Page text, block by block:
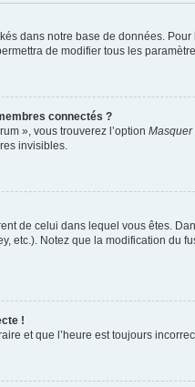
dans notre base de données.
de modifier tous les
connectés ?
», vous trouverez l’option Masquer
invisibles.
de celui dans lequel vous êtes.
etc.). Notez que la modification du
!
et que l’heure est toujours